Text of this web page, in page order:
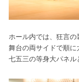
ホール内では、狂言の
舞台の両サイドで順に
七五三の等身大パネル